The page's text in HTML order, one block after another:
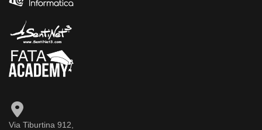
Via Tiburtina 912,